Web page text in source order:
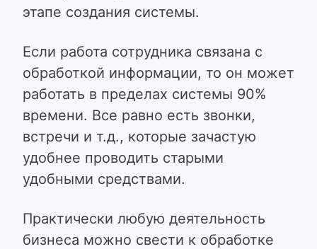
этапе создания системы.
Если работа сотрудника связана с
обработкой информации, то он может
работать в пределах системы 90%
времени. Все равно есть звонки,
встречи и т.д., которые зачастую
удобнее проводить старыми
удобными средствами.
Практически любую деятельность
бизнеса можно свести к обработке